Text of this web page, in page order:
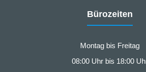
Bürozeiten
Montag bis Freitag
08:00 Uhr bis 18:00